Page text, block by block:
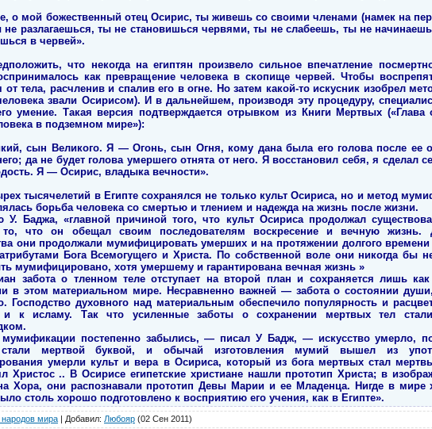
о мой божественный отец Осирис, ты живешь со своими членами (намек на
разлагаешься, ты не становишься червями, ты не слабеешь, ты не
в червей».
что некогда на египтян произвело сильное впечатление
как превращение человека в скопище червей. Чтобы
от тела, расчленив и спалив его в огне. Но затем какой-то искусник изобрел
звали Осирисом). И в дальнейшем, производя эту процедуру,
умение. Такая версия подтверждается отрывком из Книги Мертвых («Глава
в подземном мире»):
сын Великого. Я — Огонь, сын Огня, кому дана была его голова после ее
да не будет голова умершего отнята от него. Я восстановил себя, я
Я — Осирис, владыка вечности».
тысячелетий в Египте сохранялся не только культ Осириса, но и метод
борьба человека со смертью и тлением и надежда на жизнь после жизни.
Баджа, «главной причиной того, что культ Осириса продолжал
то, что он обещал своим последователям воскресение и вечную жизнь.
они продолжали мумифицировать умерших и на протяжении долгого
Бога Всемогущего и Христа. По собственной воле они никогда бы
мумифицировано, хотя умершему и гарантирована вечная жизнь »
забота о тленном теле отступает на второй план и сохраняется лишь
в этом материальном мире. Несравненно важней — забота о состоянии
Господство духовного над материальным обеспечило популярность и
и к исламу. Так что усиленные заботы о сохранении мертвых тел
постепенно забылись, — писал У Бадж, — искусство умерло,
мертвой буквой, и обычай изготовления мумий вышел из
умерли культ и вера в Осириса, который из бога мертвых стал
Христос .. В Осирисе египетские христиане нашли прототип Христа; в
Хора, они распознавали прототип Девы Марии и ее Младенца. Нигде в мире
столь хорошо подготовлено к восприятию его учения, как в Египте».
народов мира | Добавил: Любояр (02 Сен 2011)